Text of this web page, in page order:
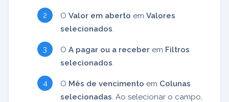
O Valor em aberto em Valores
selecionados.
O A pagar ou a receber em Filtros
selecionados.
O Mês de vencimento em Colunas
selecionadas. Ao selecionar o campo,